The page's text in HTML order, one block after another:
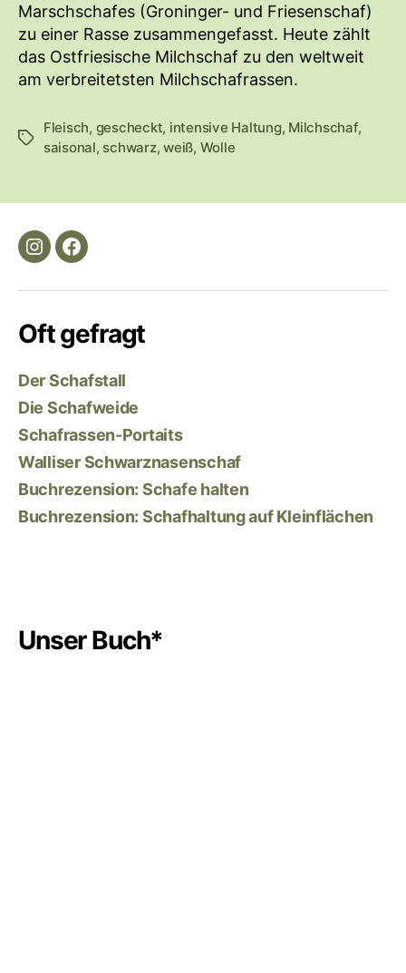
Marschschafes (Groninger- und Friesenschaf)
zu einer Rasse zusammengefasst. Heute zählt
das Ostfriesische Milchschaf zu den weltweit
am verbreitetsten Milchschafrassen.
S
g
w
e
Fleisch, gescheckt, intensive Haltung, Milchschaf,
saisonal, schwarz,weiß, Wolle
I
t
g
r
a
m
F
e
o
o
k
Oft gefragt
Der Schafstall
Die Schafweide
Schafrassen-Portaits
Walliser Schwarznasenschaf
Buchrezension: Schafe halten
Buchrezension: Schafhaltung auf Kleinflächen
Unser Buch*